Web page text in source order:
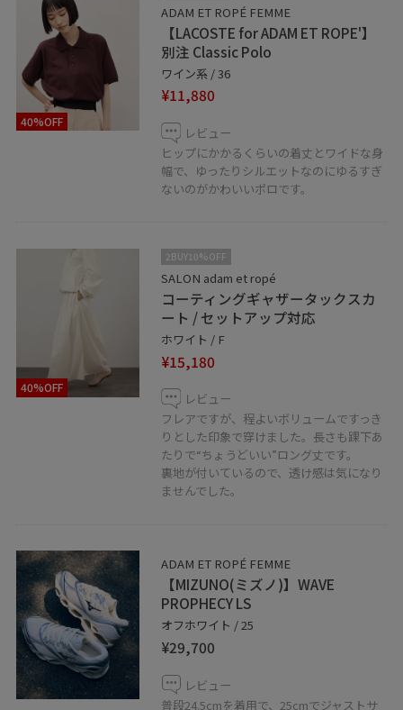
一しています。
ポロのスポーティー感にあえてパールを合わせれば、こ
なれ感もプラスされてオシャレにスタイリングしていた
だけます！
ぜひチェックしてみてくださいね！
※記載のないものは私物です。
是非フォローしてくださいね！
お好きなスタイリングは、ハートをタップで《お気に入
り》登録していただます！
ミント神戸店では通信販売も行っております。
公式のLINEにて承っておりますので是非お気軽にお問い
合わせくださいませ。
※対応可能時間 11:00～20:00
LINEでルクア大阪スタッフにご相談は【友だち追加】を
40%OFF
ADAM ET ROPÉ FEMME
【LACOSTE for ADAM ET ROPE'】
別注 Classic Polo
ワイン系 / 36
¥11,880
レビュー
ヒップにかかるくらいの着丈とワイドな身
幅で、ゆったりシルエットなのにゆるすぎ
ないのがかわいいポロです。
40%OFF
2BUY10%OFF
SALON adam et ropé
コーティングギャザータックスカ
ート / セットアップ対応
ホワイト / F
¥15,180
レビュー
フレアですが、程よいボリュームですっき
りとした印象で穿けました。長さも踝下あ
たりで“ちょうどいい”ロング丈です。
裏地が付いているので、透け感は気になり
ませんでした。
ADAM ET ROPÉ FEMME
【MIZUNO(ミズノ)】WAVE
PROPHECY LS
オフホワイト / 25
¥29,700
レビュー
普段24.5cmを着用で、25cmでジャストサ